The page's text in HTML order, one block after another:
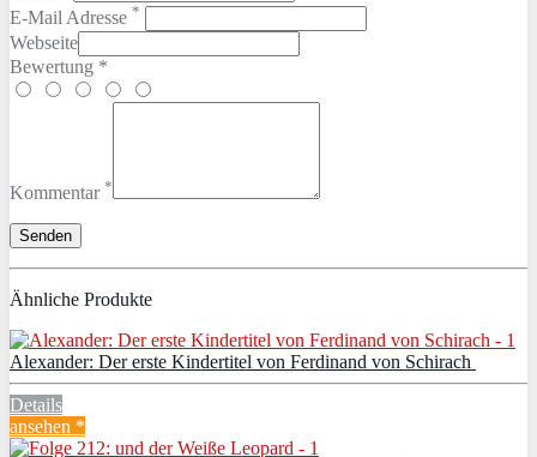
E-Mail Adresse *
Webseite
Bewertung *
Kommentar *
Ähnliche Produkte
Alexander: Der erste Kindertitel von Ferdinand von Schirach
Details
ansehen *